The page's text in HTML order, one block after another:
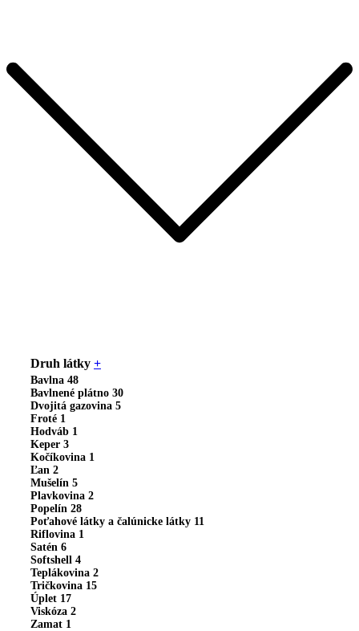
Druh látky +
Bavlna 48
Bavlnené plátno 30
Dvojitá gazovina 5
Froté 1
Hodváb 1
Keper 3
Kočíkovina 1
Ľan 2
Mušelín 5
Plavkovina 2
Popelín 28
Poťahové látky a čalúnicke látky 11
Riflovina 1
Satén 6
Softshell 4
Teplákovina 2
Tričkovina 15
Úplet 17
Viskóza 2
Zamat 1